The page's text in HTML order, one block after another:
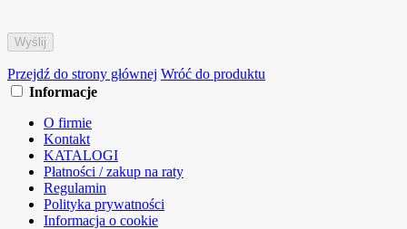
Przejdź do strony głównej Wróć do produktu
Informacje
O firmie
Kontakt
KATALOGI
Płatności / zakup na raty
Regulamin
Polityka prywatności
Informacja o cookie